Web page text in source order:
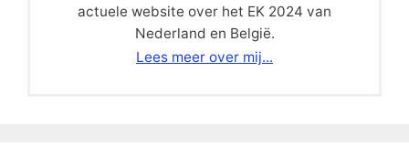
actuele website over het EK 2024 van
Nederland en België.
Lees meer over mij...